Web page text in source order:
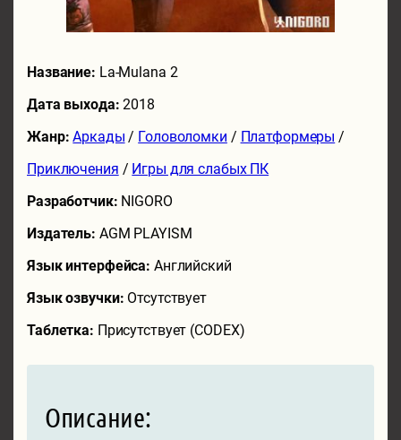
Название: La-Mulana 2
Дата выхода:2018
Жанр: Аркады / Головоломки / Платформеры /
Приключения / Игры для слабых ПК
Разработчик: NIGORO
Издатель: AGM PLAYISM
Язык интерфейса: Английский
Язык озвучки: Отсутствует
Таблетка: Присутствует (CODEX)
Описание: